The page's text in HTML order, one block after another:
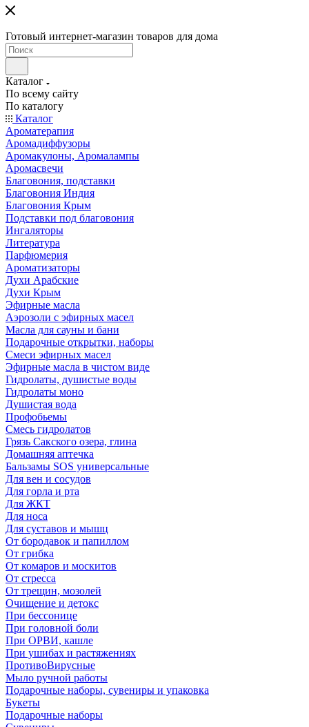
Готовый интернет-магазин товаров для дома
Каталог
По всему сайту
По каталогу
Каталог
Ароматерапия
Аромадиффузоры
Аромакулоны, Аромалампы
Аромасвечи
Благовония, подставки
Благовония Индия
Благовония Крым
Подставки под благовония
Ингаляторы
Литература
Парфюмерия
Ароматизаторы
Духи Арабские
Духи Крым
Эфирные масла
Аэрозоли с эфирных масел
Масла для сауны и бани
Подарочные открытки, наборы
Смеси эфирных масел
Эфирные масла в чистом виде
Гидролаты, душистые воды
Гидролаты моно
Душистая вода
Профобьемы
Смесь гидролатов
Грязь Сакского озера, глина
Домашняя аптечка
Бальзамы SOS универсальные
Для вен и сосудов
Для горла и рта
Для ЖКТ
Для носа
Для суставов и мышц
От бородавок и папиллом
От грибка
От комаров и москитов
От стресса
От трещин, мозолей
Очищение и детокс
При бессонице
При головной боли
При ОРВИ, кашле
При ушибах и растяжениях
ПротивоВирусные
Мыло ручной работы
Подарочные наборы, сувениры и упаковка
Букеты
Подарочные наборы